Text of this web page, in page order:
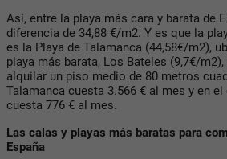
Así, entre la playa más cara y barata de
diferencia de 34,88 €/m2. Y es que la
es la Playa de Talamanca (44,58€/m2),
playa más barata, Los Bateles (9,7€/
alquilar un piso medio de 80 metros
Talamanca cuesta 3.566 € al mes y en
cuesta 776 € al mes.
Las calas y playas más baratas para
España